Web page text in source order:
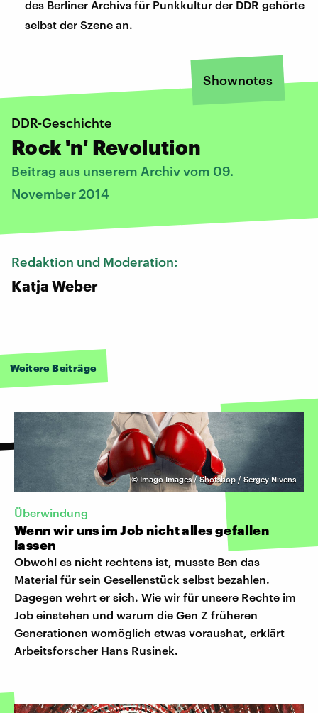
des Berliner Archivs für Punkkultur der DDR gehörte
selbst der Szene an.
Shownotes
DDR-Geschichte
Rock 'n' Revolution
Beitrag aus unserem Archiv vom 09.
November 2014
Redaktion und Moderation:
Katja Weber
Weitere Beiträge
© Imago Images / Shotshop / Sergey Nivens
Überwindung
Wenn wir uns im Job nicht alles gefallen
lassen
Obwohl es nicht rechtens ist, musste Ben das
Material für sein Gesellenstück selbst bezahlen.
Dagegen wehrt er sich. Wie wir für unsere Rechte im
Job einstehen und warum die Gen Z früheren
Generationen womöglich etwas voraushat, erklärt
Arbeitsforscher Hans Rusinek.